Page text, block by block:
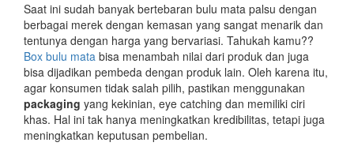
Saat ini sudah banyak bertebaran bulu mata palsu dengan
berbagai merek dengan kemasan yang sangat menarik dan
tentunya dengan harga yang bervariasi. Tahukah kamu??
Box bulu mata bisa menambah nilai dari produk dan juga
bisa dijadikan pembeda dengan produk lain. Oleh karena itu,
agar konsumen tidak salah pilih, pastikan menggunakan
packaging yang kekinian, eye catching dan memiliki ciri
khas. Hal ini tak hanya meningkatkan kredibilitas, tetapi juga
meningkatkan keputusan pembelian.